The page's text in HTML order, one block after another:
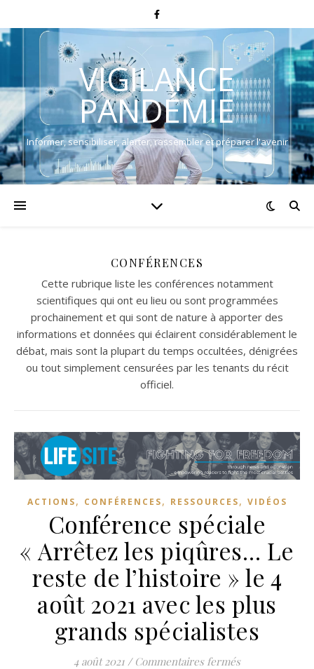
VIGILANCE
PANDÉMIE
Informer, sensibiliser, alerter, rassembler et préparer l'avenir
CONFÉRENCES
Cette rubrique liste les conférences notamment
scientifiques qui ont eu lieu ou sont programmées
prochainement et qui sont de nature à apporter des
informations et données qui éclairent considérablement le
débat, mais sont la plupart du temps occultées, dénigrées
ou tout simplement censurées par les tenants du récit
officiel.
ACTIONS, CONFÉRENCES, RESSOURCES, VIDÉOS
Conférence spéciale
« Arrêtez les piqûres… Le
reste de l’histoire » le 4
août 2021 avec les plus
grands spécialistes
4 août 2021 / Commentaires ferméssur